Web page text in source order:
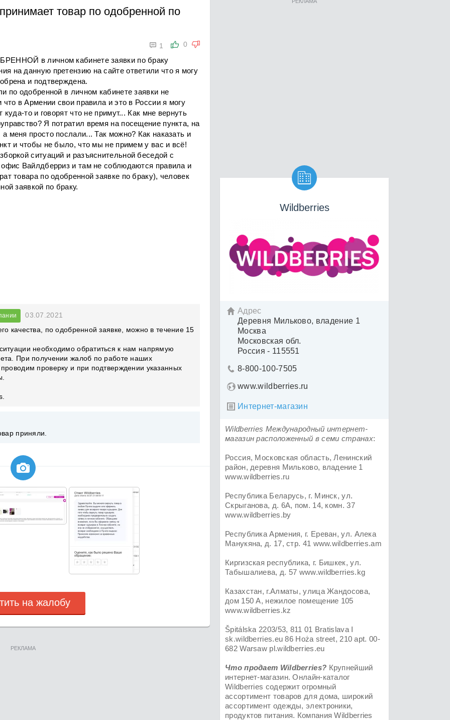
товар по одобренной по
0
 1
в личном кабинете заявки по браку
на данную претензию на сайте ответили что я могу
и подтверждена.
по одобренной в личном кабинете заявки не
что в Армении свои правила и это в России я могу
то и говорят что не примут... Как мне вернуть
Я потратил время на посещение пункта, на
меня просто послали... Так можно? Как наказать и
и чтобы не было, что мы не примем у вас и всё!
ситуаций и разъяснительной беседой с
Вайлдберриз и там не соблюдаются правила и
товара по одобренной заявке по браку), человек
заявкой по браку.
03.07.2021
качества, по одобренной заявке, можно в течение 15
необходимо обратиться к нам напрямую
При получении жалоб по работе наших
проверку и при подтверждении указанных
приняли.

на жалобу
РЕКЛАМА

Wildberries
 Адрес
Деревня Мильково, владение 1
Москва
Московская обл.
Россия - 115551
 8-800-100-7505
www.wildberries.ru
 Интернет-магазин
Wildberries Международный интернет-
магазин расположенный в семи странах:
Россия, Московская область, Ленинский
район, деревня Мильково, владение 1
www.wildberries.ru
Республика Беларусь, г. Минск, ул.
Скрыганова, д. 6А, пом. 14, комн. 37
www.wildberries.by
Республика Армения, г. Ереван, ул. Алека
Манукяна, д. 17, стр. 41 www.wildberries.am
Киргизская республика, г. Бишкек, ул.
Табышалиева, д. 57 www.wildberries.kg
Казахстан, г.Алматы, улица Жандосова,
дом 150 А, нежилое помещение 105
www.wildberries.kz
Špitálska 2203/53, 811 01 Bratislava I
sk.wildberries.eu 86 Hoża street, 210 apt. 00-
682 Warsaw pl.wildberries.eu
Что продает Wildberries? Крупнейший
интернет-магазин. Онлайн-каталог
Wildberries содержит огромный
ассортимент товаров для дома, широкий
ассортимент одежды, электроники,
продуктов питания. Компания Wildberries